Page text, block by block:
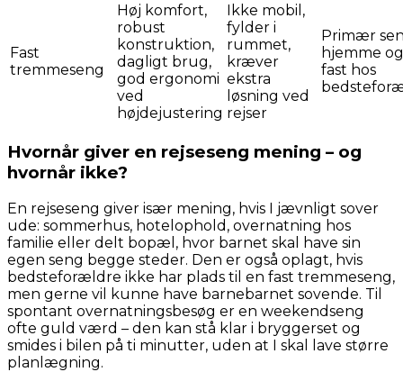
Fast
tremmeseng
Høj komfort,
robust
konstruktion,
dagligt brug,
god ergonomi
ved
højdejustering
Ikke mobil,
fylder i
rummet,
kræver
ekstra
løsning ved
rejser
Primær
hjemme
fast hos
Hvornår giver en rejseseng mening – og
hvornår ikke?
En rejseseng giver især mening, hvis I jævnligt sover
ude: sommerhus, hotelophold, overnatning hos
familie eller delt bopæl, hvor barnet skal have sin
egen seng begge steder. Den er også oplagt, hvis
bedsteforældre ikke har plads til en fast tremmeseng,
men gerne vil kunne have barnebarnet sovende. Til
spontant overnatningsbesøg er en weekendseng
ofte guld værd – den kan stå klar i bryggerset og
smides i bilen på ti minutter, uden at I skal lave større
planlægning.